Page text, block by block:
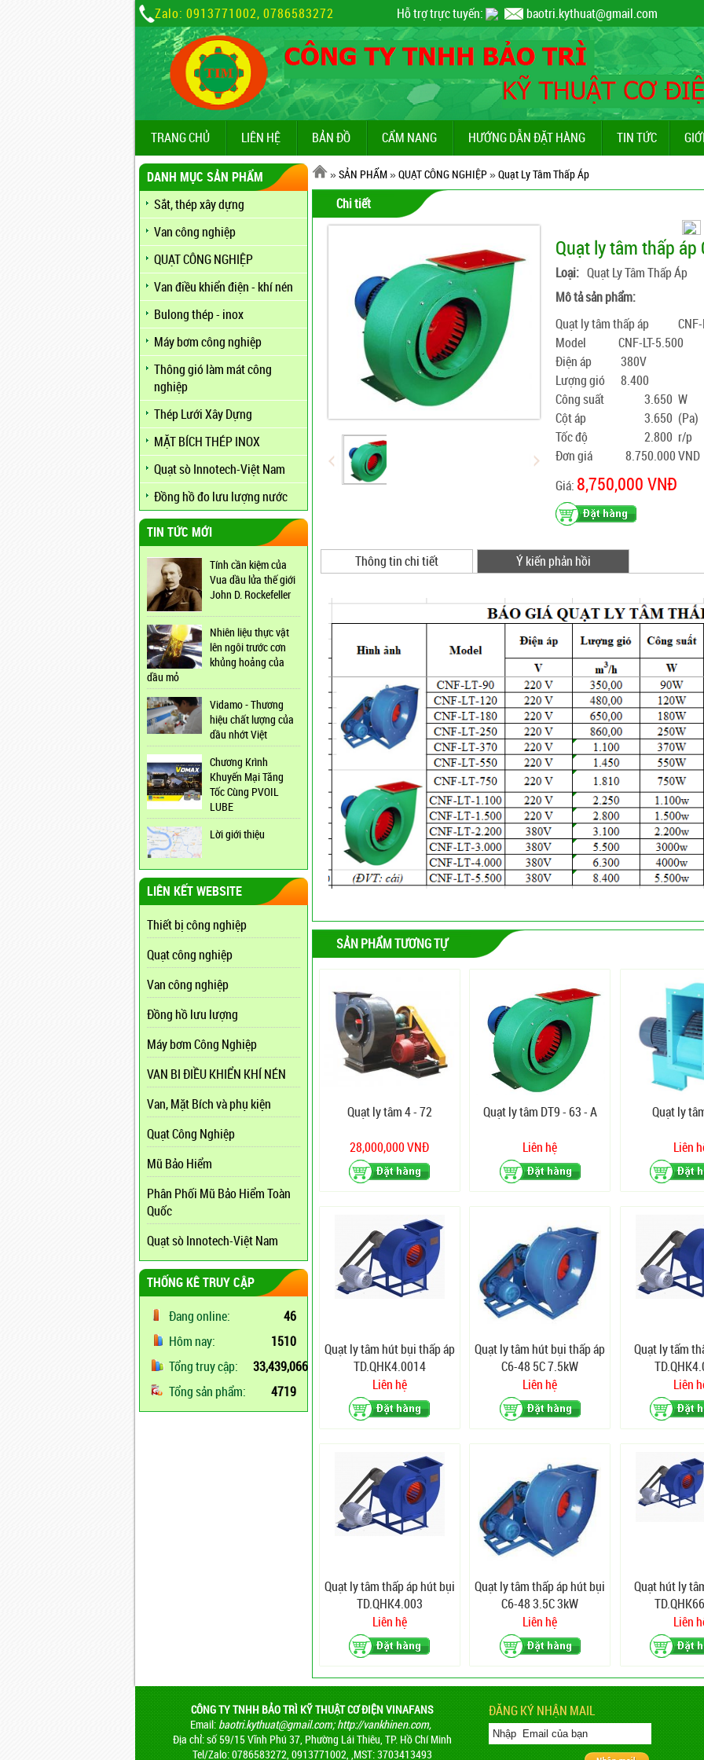
Zalo: 0913771002, 0786583272 Hỗ trợ trực tuyến: baotri.kythuat@gmail.com
TRANG CHỦ LIÊN HỆ BẢN ĐỒ CẨM NANG HƯỚNG DẪN ĐẶT HÀNG TIN TỨC
DANH MỤC SẢN PHẨM
Sắt, thép xây dựng
Van công nghiệp
QUẠT CÔNG NGHIỆP
Van điều khiển điện - khí nén
Bulong thép - inox
Máy bơm công nghiệp
Thông gió làm mát công
nghiệp
Thép Lưới Xây Dựng
MẶT BÍCH THÉP INOX
Quạt sò Innotech-Việt Nam
Đồng hồ đo lưu lượng nước
TIN TỨC MỚI
Tính cần kiệm của
Vua dầu lửa thế giới
John D. Rockefeller
Nhiên liệu thực vật
lên ngôi trước cơn
khủng hoảng của
dầu mỏ
Vidamo - Thương
hiệu chất lượng của
dầu nhớt Việt
Chương Krình
Khuyến Mại Tăng
Tốc Cùng PVOIL
LUBE
Lời giới thiệu
LIÊN KẾT WEBSITE
Thiết bị công nghiệp
Quạt công nghiệp
Van công nghiệp
Đồng hồ lưu lượng
Máy bơm Công Nghiệp
VAN BI ĐIỀU KHIỂN KHÍ NÉN
Van, Mặt Bích và phụ kiện
Quạt Công Nghiệp
Mũ Bảo Hiểm
Phân Phối Mũ Bảo Hiểm Toàn
Quốc
Quạt sò Innotech-Việt Nam
THỐNG KÊ TRUY CẬP
Đang online:
46
Hôm nay:
1510
Tổng truy cập:
33,439,066
Tổng sản phẩm:
4719
»SẢN PHẨM»QUẠT CÔNG NGHIỆP»Quạt Ly Tâm Thấp Áp
Chi tiết
Quạt ly tâm thấp áp
Loại: Quạt Ly Tâm Thấp Áp
Mô tả sản phẩm:
Quạt ly tâm thấp áp
Model
CNF-LT-5.500
Điện áp
380V
Lượng gió
8.400
Công suất
3.650 W
Cột áp
3.650 (Pa)
Tốc độ
2.800 r/p
Đơn giá
8.750.000VND
Giá: 8,750,000 VNĐ
Thông tin chi tiết Ý kiến phản hồi
SẢN PHẨM TƯƠNG TỰ
Quạt ly tâm 4 - 72
28,000,000 VNĐ
Quạt ly tâm DT9 - 63 - A
Liên hệ
Quạt ly
Liên
Quạt ly tâm hút bụi thấp áp
TD.QHK4.0014
Liên hệ
Quạt ly tâm hút bụi thấp áp
C6-48 5C 7.5kW
Liên hệ
Quạt ly tấm
Liên
Quạt ly tâm thấp áp hút bụi
TD.QHK4.003
Liên hệ
Quạt ly tâm thấp áp hút bụi
C6-48 3.5C 3kW
Liên hệ
Quạt hút ly
Liên
CÔNG TY TNHH BẢO TRÌ KỸ THUẬT CƠ ĐIỆN VINAFANS
Email: baotri.kythuat@gmail.com;http://vankhinen.com,
Địa chỉ: số 59/15 Vĩnh Phú 37, Phường Lái Thiêu, TP. Hồ Chí Minh
Tel/Zalo: 0786583272, 0913771002, ,MST: 3703413493
ĐĂNG KÝ NHẬN MAIL